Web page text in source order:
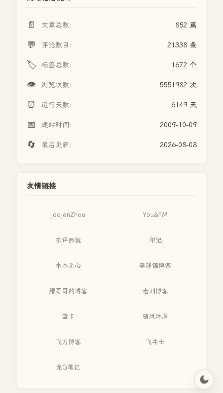
📄 文章总数： 852 篇
💬 评论数目： 21338 条
🏷️ 标签总数： 1672 个
👁️ 浏览次数： 5551982 次
⏰ 运行天数： 6149 天
📅 建站时间： 2009-10-09
🔄 最后更新： 2026-08-08
友情链接
joojenZhou You&FM
东评西就 印记
木本无心 李锋镝博客
缙哥哥的博客 老刘博客
蓝卡 随风沐虐
飞刀博客 飞牛士
龙G笔记